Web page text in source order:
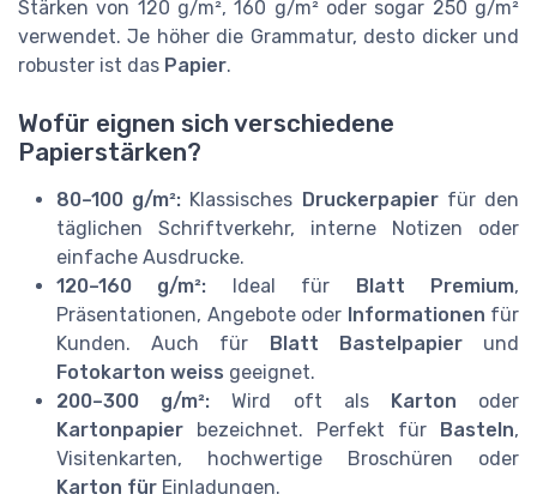
Stärken von 120 g/m², 160 g/m² oder sogar 250 g/m²
verwendet. Je höher die Grammatur, desto dicker und
robuster ist das Papier.
Wofür eignen sich verschiedene
Papierstärken?
80–100 g/m²: Klassisches Druckerpapierfür den
täglichen Schriftverkehr, interne Notizen oder
einfache Ausdrucke.
120–160 g/m²: Ideal für Blatt Premium,
Präsentationen, Angebote oder Informationen für
Kunden. Auch für Blatt Bastelpapierund
Fotokarton weiss geeignet.
200–300 g/m²: Wird oft als Karton oder
Kartonpapier bezeichnet. Perfekt für Basteln,
Visitenkarten, hochwertige Broschüren oder
Karton für Einladungen.